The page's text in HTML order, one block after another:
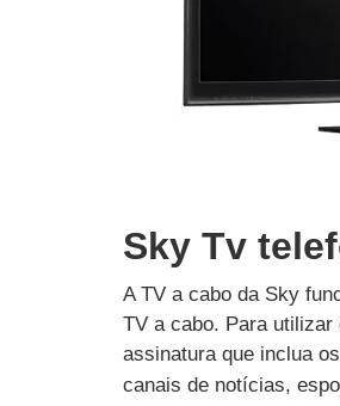
Sky Tv
A TV a cabo da Sky
TV a cabo. Para
assinatura que inclua
canais de notícias,